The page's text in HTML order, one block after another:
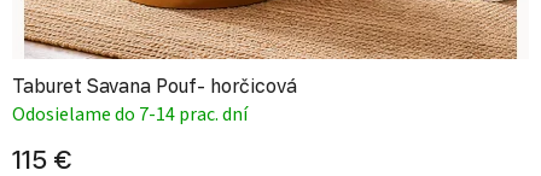
Taburet Savana Pouf- horčicová
Odosielame do 7-14 prac. dní
115 €